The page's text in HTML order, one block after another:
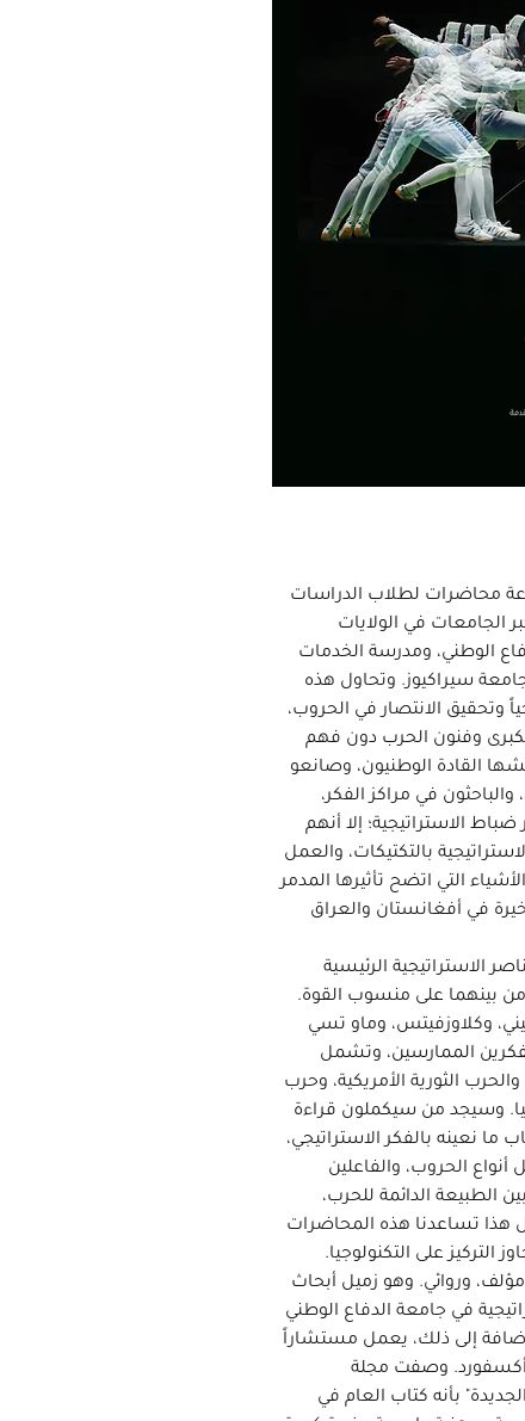
مجموعة محاضرات لطلاب الدراسات
الجامعات في الولايات
الوطني، ومدرسة الخدمات
سيراكيوز. وتحاول هذه
وتحقيق الانتصار في الحروب،
وفنون الحرب دون فهم
القادة الوطنيون، وصانعو
في مراكز الفكر،
الاستراتيجية؛ إلا أنهم
بالتكتيكات، والعمل
التي اتضح تأثيرها المدمر
في أفغانستان والعراق
الاستراتيجية الرئيسية
بينهما على منسوب القوة.
وكلاوزفيتس، وماو تسي
الممارسين، وتشمل
الثورية الأمريكية، وحرب
إفريقيا. وسيجد من سيكملون قراءة
نعينه بالفكر الاستراتيجي،
الحروب، والفاعلين
الطبيعة الدائمة للحرب،
هذا تساعدنا هذه المحاضرات
التركيز على التكنولوجيا.
وروائي. وهو زميل أبحاث
في جامعة الدفاع الوطني
إلى ذلك، يعمل مستشاراً
أكسفورد. وصفت مجلة
بأنه كتاب العام في